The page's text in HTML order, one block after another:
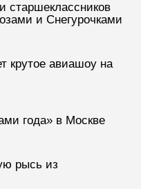
старшеклассников
и Снегурочками
крутое авиашоу на
года» в Москве
рысь из